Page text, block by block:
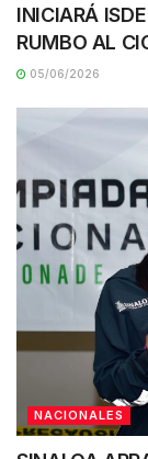
INICIARÁ
RUMBO AL
05/06/2026
NACIONALES